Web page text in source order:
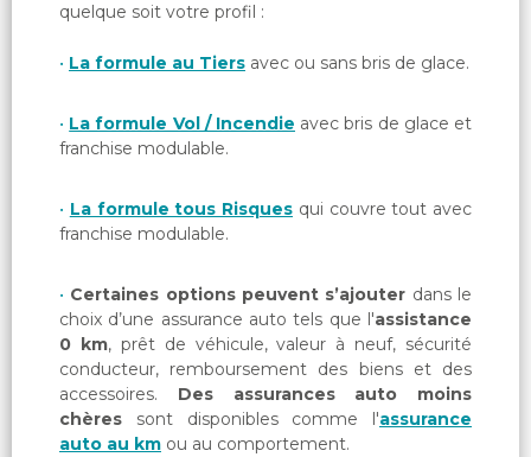
quelque soit votre profil :
La formule au Tiers avec ou sans bris de glace.
La formule Vol / Incendie avec bris de glace et
franchise modulable.
La formule tous Risques qui couvre tout avec
franchise modulable.
Certaines options peuvent s’ajouter dans le
choix d’une assurance auto tels que l'assistance
0 km, prêt de véhicule, valeur à neuf, sécurité
conducteur, remboursement des biens et des
accessoires. Des assurances auto moins
chères sont disponibles comme l'assurance
auto au km ou au comportement.